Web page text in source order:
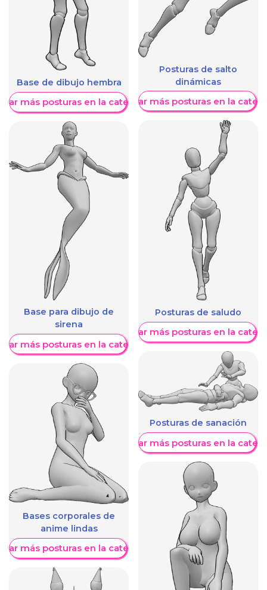
Base de dibujo hembra
más posturas en la categoría
Base para dibujo de
sirena
más posturas en la categoría
Bases corporales de
anime lindas
más posturas en la categoría
Posturas de salto
dinámicas
Mostrar más posturas en la
Posturas de saludo
Mostrar más posturas en la
Posturas de sanación
Mostrar más posturas en la